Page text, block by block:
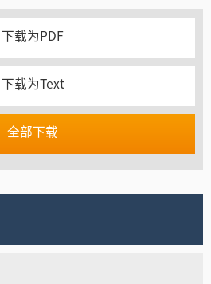
下载为PDF
下载为Text
全部下载